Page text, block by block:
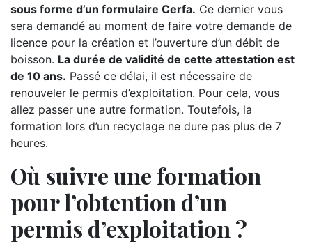
sous forme d’un formulaire Cerfa. Ce dernier vous
sera demandé au moment de faire votre demande de
licence pour la création et l’ouverture d’un débit de
boisson. La durée de validité de cette attestation est
de 10 ans. Passé ce délai, il est nécessaire de
renouveler le permis d’exploitation. Pour cela, vous
allez passer une autre formation. Toutefois, la
formation lors d’un recyclage ne dure pas plus de 7
heures.
Où suivre une formation
pour l’obtention d’un
permis d’exploitation ?